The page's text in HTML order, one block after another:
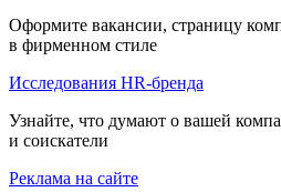
Оформите вакансии, страницу
в фирменном стиле
Исследования HR-бренда
Узнайте, что думают о вашей
и соискатели
Реклама на сайте